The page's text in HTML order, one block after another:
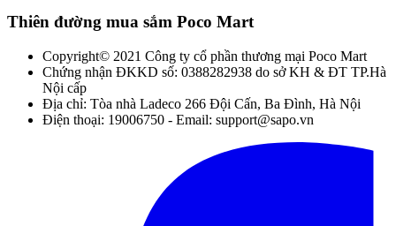
Thiên đường mua sắm Poco Mart
Copyright© 2021 Công ty cổ phần thương mại Poco Mart
Chứng nhận ĐKKD số: 0388282938 do sở KH & ĐT TP.Hà
Nội cấp
Địa chỉ: Tòa nhà Ladeco 266 Đội Cấn, Ba Đình, Hà Nội
Điện thoại: 19006750 - Email: support@sapo.vn